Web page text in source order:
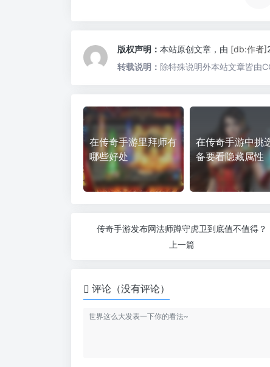
版权声明： 本站原创文章，由 [db:作者]
转载说明： 除特殊说明外本站文章皆由
在传奇手游里拜师有
哪些好处
在传奇手游中挑
备要看隐藏属性
传奇手游发布网法师蹲守虎卫到底值不值得？
上一篇
评论（没有评论）